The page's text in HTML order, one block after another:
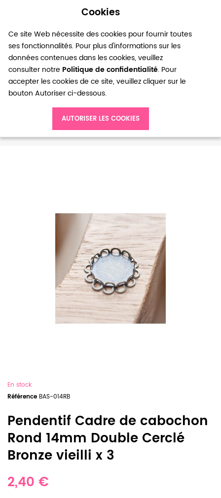
Cookies
Ce site Web nécessite des cookies pour fournir toutes
ses fonctionnalités. Pour plus d'informations sur les
données contenues dans les cookies, veuillez
consulter notre Politique de confidentialité. Pour
accepter les cookies de ce site, veuillez cliquer sur le
bouton Autoriser ci-dessous.
AUTORISER LES COOKIES
0
Pendentif Cadre de cabochon Rond 14mm Double Cerclé Bronze
En stock
Référence BAS-014RB
Pendentif Cadre de cabochon
Rond 14mm Double Cerclé
Bronze vieilli x 3
2,40 €